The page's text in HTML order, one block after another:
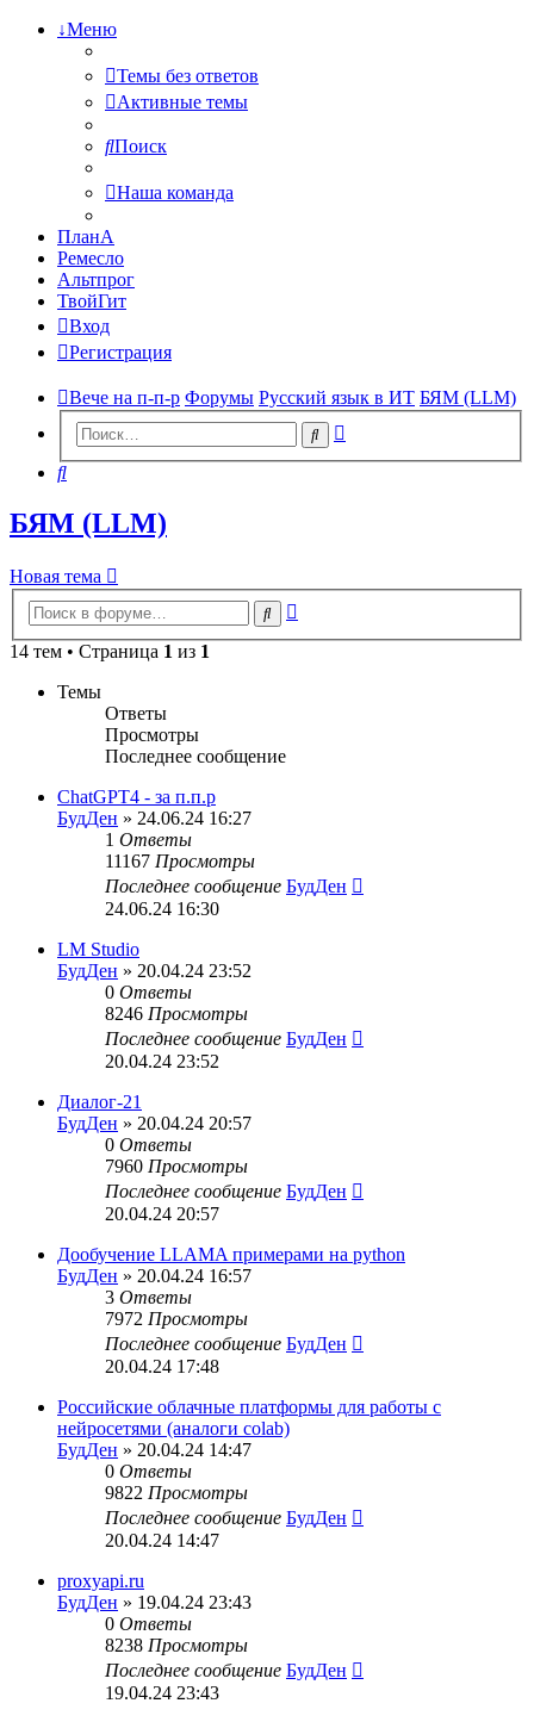
↓Меню
Темы без ответов
Активные темы
Поиск
Наша команда
ПланА
Ремесло
Альтпрог
ТвойГит
Вход
Регистрация
Вече на п-п-р Форумы Русский язык в ИТ БЯМ (LLM)
Поиск
Поиск
БЯМ (LLM)
Новая тема
Поиск
14 тем • Страница 1 из 1
Темы
Ответы
Просмотры
Последнее сообщение
ChatGPT4 - за п.п.р
БудДен » 24.06.24 16:27
1 Ответы
11167 Просмотры
Последнее сообщение БудДен
24.06.24 16:30
LM Studio
БудДен » 20.04.24 23:52
0 Ответы
8246 Просмотры
Последнее сообщение БудДен
20.04.24 23:52
Диалог-21
БудДен » 20.04.24 20:57
0 Ответы
7960 Просмотры
Последнее сообщение БудДен
20.04.24 20:57
Дообучение LLAMA примерами на python
БудДен » 20.04.24 16:57
3 Ответы
7972 Просмотры
Последнее сообщение БудДен
20.04.24 17:48
Российские облачные платформы для работы с
нейросетями (аналоги colab)
БудДен » 20.04.24 14:47
0 Ответы
9822 Просмотры
Последнее сообщение БудДен
20.04.24 14:47
proxyapi.ru
БудДен » 19.04.24 23:43
0 Ответы
8238 Просмотры
Последнее сообщение БудДен
19.04.24 23:43